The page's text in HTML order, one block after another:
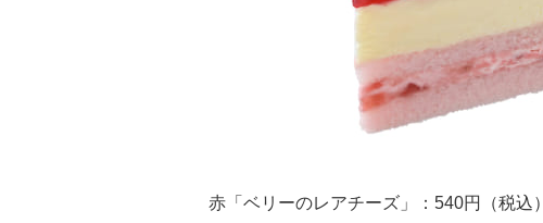
赤「ベリーのレアチーズ」：540円（税込）